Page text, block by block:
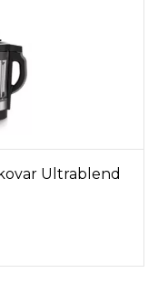
Ultrablend